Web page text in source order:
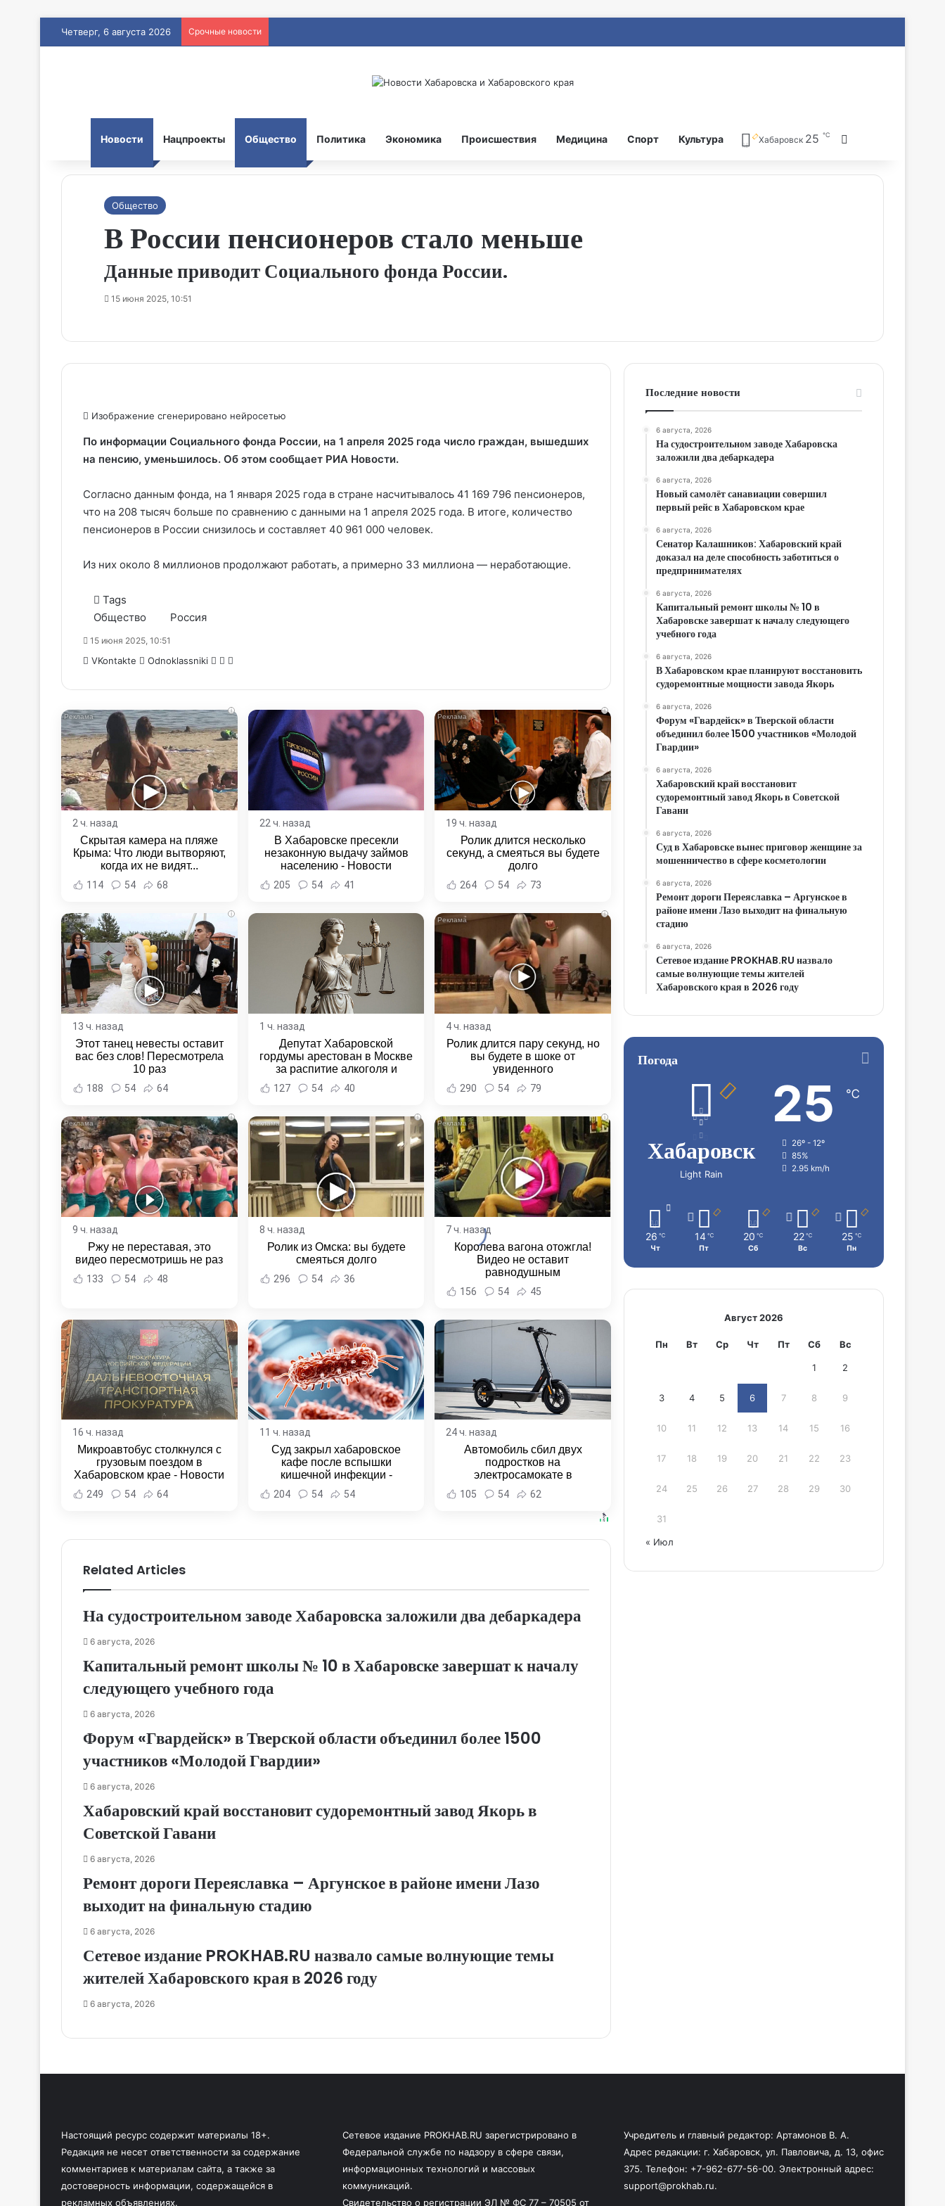
Четверг, 6 августа 2026 Срочные новости
Новости Нацпроекты Общество Политика Экономика Происшествия Медицина Спорт Культура Хабаровск 25 ℃
Общество
В России пенсионеров стало меньше
Данные приводит Социального фонда России.
15 июня 2025, 10:51
Изображение сгенерировано нейросетью
По информации Социального фонда России, на 1 апреля 2025 года число граждан, вышедших
на пенсию, уменьшилось. Об этом сообщает РИА Новости.
Согласно данным фонда, на 1 января 2025 года в стране насчитывалось 41 169 796 пенсионеров,
что на 208 тысяч больше по сравнению с данными на 1 апреля 2025 года. В итоге, количество
пенсионеров в России снизилось и составляет 40 961 000 человек.
Из них около 8 миллионов продолжают работать, а примерно 33 миллиона — неработающие.
Tags
Общество
Россия
15 июня 2025, 10:51
VKontakte Odnoklassniki WhatsApp
Telegram
Email
i
2 ч. назад
Скрытая камера на пляже
Крыма: Что люди вытворяют,
когда их не видят...
114 54 68
22 ч. назад
В Хабаровске пресекли
незаконную выдачу займов
населению - Новости
Хабаровска и Хабаровского
края
205 54 41
i
19 ч. назад
Ролик длится несколько
секунд, а смеяться вы будете
долго
264 54 73
i
13 ч. назад
Этот танец невесты оставит
вас без слов! Пересмотрела
10 раз
188 54 64
1 ч. назад
Депутат Хабаровской
гордумы арестован в Москве
за распитие алкоголя и
неповиновение полиции -
Новости Хабаровска и
127 54 40
i
4 ч. назад
Ролик длится пару секунд, но
вы будете в шоке от
увиденного
290 54 79
i
9 ч. назад
Ржу не переставая, это
видео пересмотришь не раз
133 54 48
i
8 ч. назад
Ролик из Омска: вы будете
смеяться долго
296 54 36
i
7 ч. назад
Королева вагона отожгла!
Видео не оставит
равнодушным
156 54 45
16 ч. назад
Микроавтобус столкнулся с
грузовым поездом в
Хабаровском крае - Новости
Хабаровска и Хабаровского
края
249 54 64
11 ч. назад
Суд закрыл хабаровское
кафе после вспышки
кишечной инфекции -
Новости Хабаровска и
Хабаровского края
204 54 54
24 ч. назад
Автомобиль сбил двух
подростков на
электросамокате в
Комсомольске-на-Амуре -
Новости Хабаровска и
105 54 62
Related Articles
На судостроительном заводе Хабаровска заложили два дебаркадера
6 августа, 2026
Капитальный ремонт школы № 10 в Хабаровске завершат к началу
следующего учебного года
6 августа, 2026
Форум «Гвардейск» в Тверской области объединил более 1500
участников «Молодой Гвардии»
6 августа, 2026
Хабаровский край восстановит судоремонтный завод Якорь в
Советской Гавани
6 августа, 2026
Ремонт дороги Переяславка – Аргунское в районе имени Лазо
выходит на финальную стадию
6 августа, 2026
Сетевое издание PROKHAB.RU назвало самые волнующие темы
жителей Хабаровского края в 2026 году
6 августа, 2026
Последние новости
6 августа, 2026
На судостроительном заводе Хабаровска
заложили два дебаркадера
6 августа, 2026
Новый самолёт санавиации совершил
первый рейс в Хабаровском крае
6 августа, 2026
Сенатор Калашников: Хабаровский край
доказал на деле способность заботиться о
предпринимателях
6 августа, 2026
Капитальный ремонт школы № 10 в
Хабаровске завершат к началу следующего
учебного года
6 августа, 2026
В Хабаровском крае планируют восстановить
судоремонтные мощности завода Якорь
6 августа, 2026
Форум «Гвардейск» в Тверской области
объединил более 1500 участников «Молодой
Гвардии»
6 августа, 2026
Хабаровский край восстановит
судоремонтный завод Якорь в Советской
Гавани
6 августа, 2026
Суд в Хабаровске вынес приговор женщине за
мошенничество в сфере косметологии
6 августа, 2026
Ремонт дороги Переяславка – Аргунское в
районе имени Лазо выходит на финальную
стадию
6 августа, 2026
Сетевое издание PROKHAB.RU назвало
самые волнующие темы жителей
Хабаровского края в 2026 году
Погода
Хабаровск
Light Rain
25 ℃
26º - 12º
85%
2.95 km/h
26 ℃
Чт
14 ℃
Пт
20 ℃
Сб
22 ℃
Вс
25 ℃
Пн
Август 2026
Пн Вт Ср Чт Пт Сб Вс
1 2
3 4 5 6 7 8 9
10 11 12 13 14 15 16
17 18 19 20 21 22 23
24 25 26 27 28 29 30
31
« Июл
Настоящий ресурс содержит материалы 18+.
Редакция не несет ответственности за содержание
комментариев к материалам сайта, а также за
достоверность информации, содержащейся в
рекламных объявлениях.
Сетевое издание PROKHAB.RU зарегистрировано в
Федеральной службе по надзору в сфере связи,
информационных технологий и массовых
коммуникаций.
Свидетельство о регистрации ЭЛ № ФС 77 – 70505 от
Учредитель и главный редактор: Артамонов В. А.
Адрес редакции: г. Хабаровск, ул. Павловича, д. 13, офис
375. Телефон: +7-962-677-56-00. Электронный адрес:
support@prokhab.ru.